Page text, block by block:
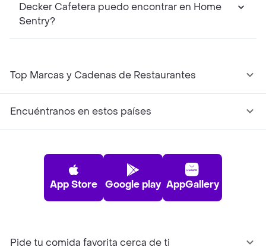
Decker Cafetera puedo encontrar en Home
Sentry?
Top Marcas y Cadenas de Restaurantes
Encuéntranos en estos países
App Store Google play AppGallery
Pide tu comida favorita cerca de ti